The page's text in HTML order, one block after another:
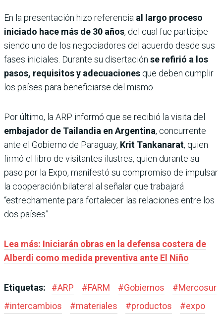
En la presentación hizo referencia al largo proceso
iniciado hace más de 30 años, del cual fue partícipe
siendo uno de los negociadores del acuerdo desde sus
fases iniciales. Durante su disertación se refirió a los
pasos, requisitos y adecuaciones que deben cumplir
los países para beneficiarse del mismo.
Por último, la ARP informó que se recibió la visita del
embajador de Tailandia en Argentina, concurrente
ante el Gobierno de Paraguay, Krit Tankanarat, quien
firmó el libro de visitantes ilustres, quien durante su
paso por la Expo, manifestó su compromiso de impulsar
la cooperación bilateral al señalar que trabajará
“estrechamente para fortalecer las relaciones entre los
dos países”.
Lea más: Iniciarán obras en la defensa costera de
Alberdi como medida preventiva ante El Niño
Etiquetas: #ARP #FARM #Gobiernos #Mercosur
#intercambios #materiales #productos #expo